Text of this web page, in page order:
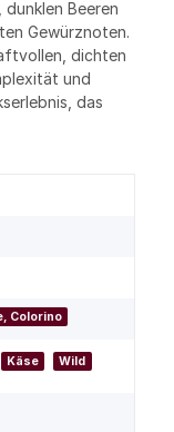
Beeren
Gewürznoten.
dichten
und
das
Colorino
Käse Wild